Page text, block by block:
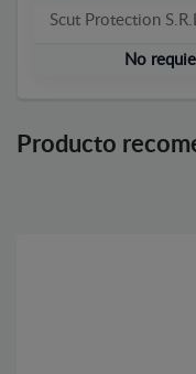
Scut Protection
No
Producto